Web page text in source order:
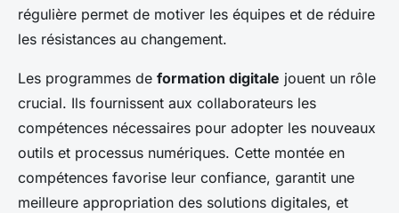
régulière permet de motiver les équipes et de réduire
les résistances au changement.
Les programmes de formation digitale jouent un rôle
crucial. Ils fournissent aux collaborateurs les
compétences nécessaires pour adopter les nouveaux
outils et processus numériques. Cette montée en
compétences favorise leur confiance, garantit une
meilleure appropriation des solutions digitales, et